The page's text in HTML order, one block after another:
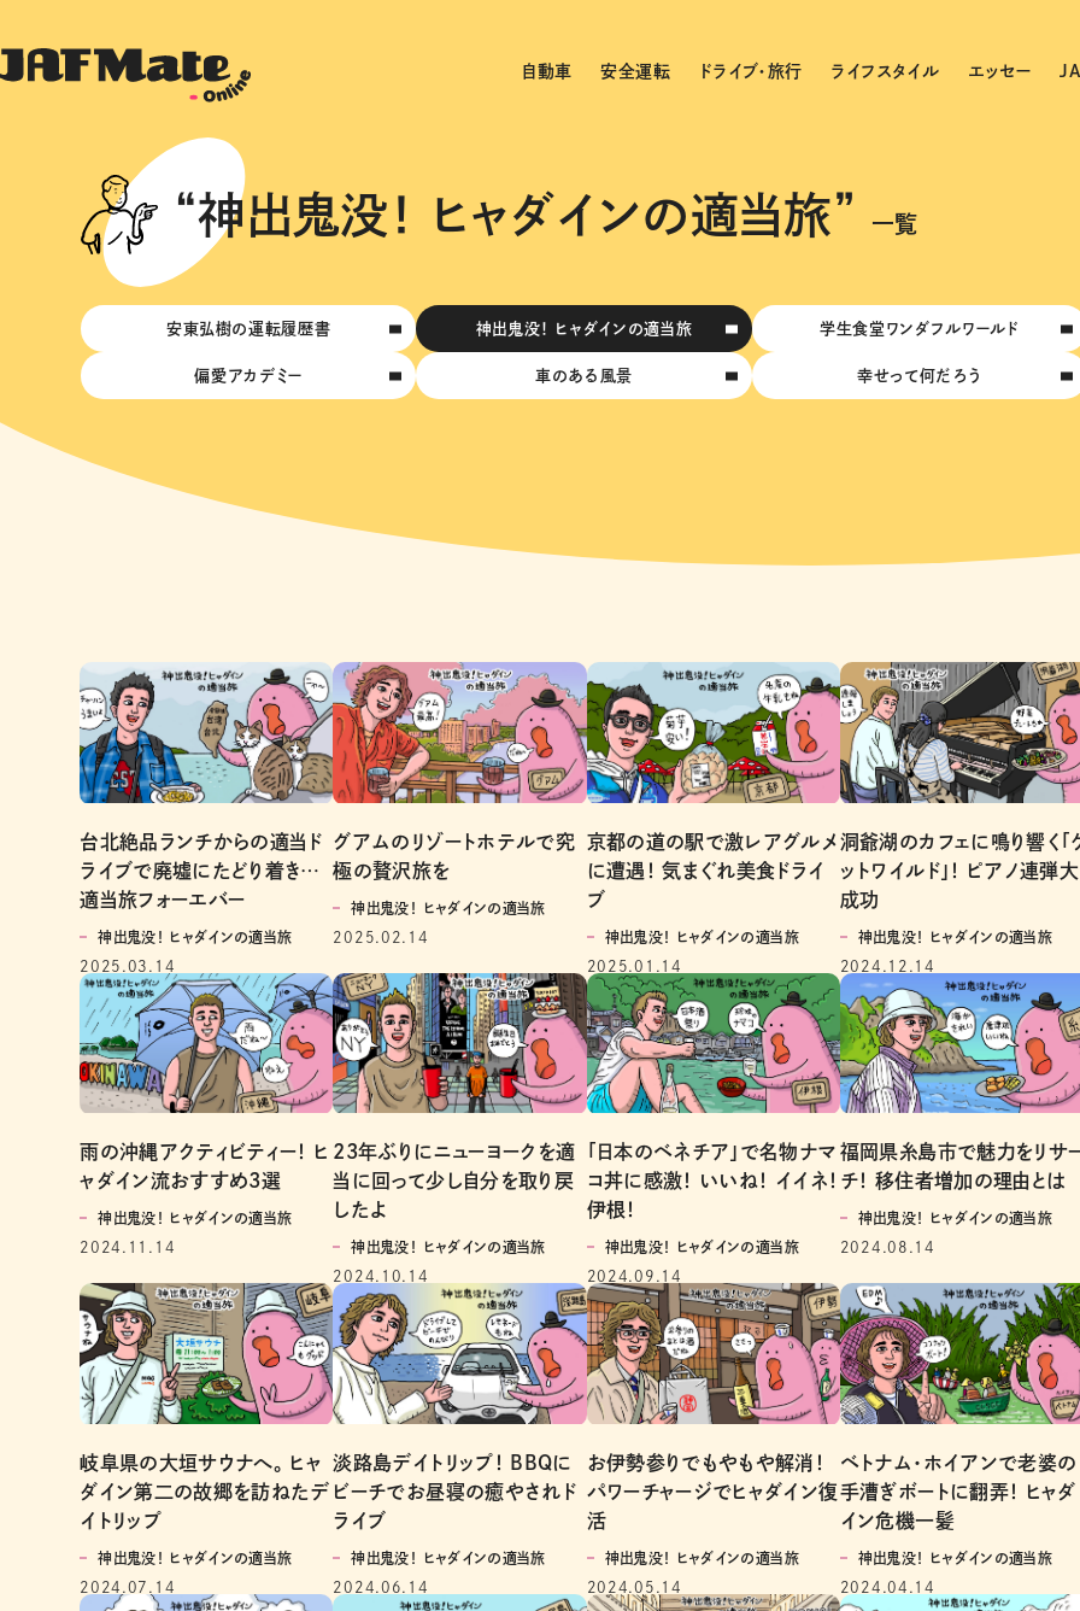
自動車 安全運転 ドライブ・旅行 ライフスタイル エッセー
“神出鬼没！ ヒャダインの適当旅” 一覧
安東弘樹の運転履歴書 神出鬼没！ ヒャダインの適当旅 学生食堂ワンダフルワールド
偏愛アカデミー 車のある風景 幸せって何だろう
台北絶品ランチからの適当ド
ライブで廃墟にたどり着き…
適当旅フォーエバー
神出鬼没！ ヒャダインの適当旅
2025.03.14
グアムのリゾートホテルで究
極の贅沢旅を
神出鬼没！ ヒャダインの適当旅
2025.02.14
京都の道の駅で激レアグルメ
に遭遇！ 気まぐれ美食ドライ
ブ
神出鬼没！ ヒャダインの適当旅
2025.01.14
洞爺湖のカフェに鳴り響く「
ットワイルド」！ ピアノ連弾大
成功
神出鬼没！ ヒャダインの適当旅
2024.12.14
雨の沖縄アクティビティー！ ヒ
ャダイン流おすすめ3選
神出鬼没！ ヒャダインの適当旅
2024.11.14
23年ぶりにニューヨークを適
当に回って少し自分を取り戻
したよ
神出鬼没！ ヒャダインの適当旅
2024.10.14
「日本のベネチア」で名物ナマ
コ丼に感激！ いいね！ イイネ！
伊根！
神出鬼没！ ヒャダインの適当旅
2024.09.14
福岡県糸島市で魅力をリサ
チ！ 移住者増加の理由とは
神出鬼没！ ヒャダインの適当旅
2024.08.14
岐阜県の大垣サウナへ。 ヒャ
ダイン第二の故郷を訪ねたデ
イトリップ
神出鬼没！ ヒャダインの適当旅
2024.07.14
淡路島デイトリップ！ BBQに
ビーチでお昼寝の癒やされド
ライブ
神出鬼没！ ヒャダインの適当旅
2024.06.14
お伊勢参りでもやもや解消！
パワーチャージでヒャダイン復
活
神出鬼没！ ヒャダインの適当旅
2024.05.14
ベトナム・ホイアンで老婆の
手漕ぎボートに翻弄！ ヒャダ
イン危機一髪
神出鬼没！ ヒャダインの適当旅
2024.04.14